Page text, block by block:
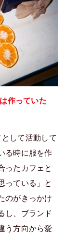
作っていた
して活動して
る時に服を作
ったカフェと
っている」と
のがきっかけ
し、ブランド
う方向から愛